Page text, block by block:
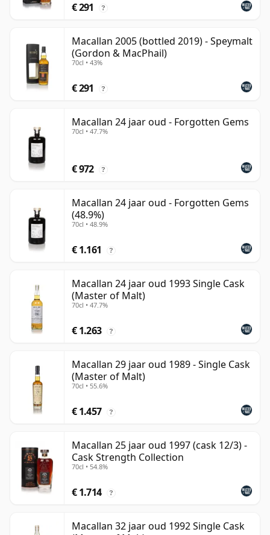
€ 291 ?
Macallan 2005 (bottled 2019) - Speymalt
(Gordon & MacPhail)
70cl • 43%
€ 291 ?
Macallan 24 jaar oud - Forgotten Gems
70cl • 47.7%
€ 972 ?
Macallan 24 jaar oud - Forgotten Gems
(48.9%)
70cl • 48.9%
€ 1.161 ?
Macallan 24 jaar oud 1993 Single Cask
(Master of Malt)
70cl • 47.7%
€ 1.263 ?
Macallan 29 jaar oud 1989 - Single Cask
(Master of Malt)
70cl • 55.6%
€ 1.457 ?
Macallan 25 jaar oud 1997 (cask 12/3) -
Cask Strength Collection
70cl • 54.8%
€ 1.714 ?
Macallan 32 jaar oud 1992 Single Cask